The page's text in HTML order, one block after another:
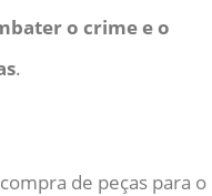
o crime e o
.
de peças para o